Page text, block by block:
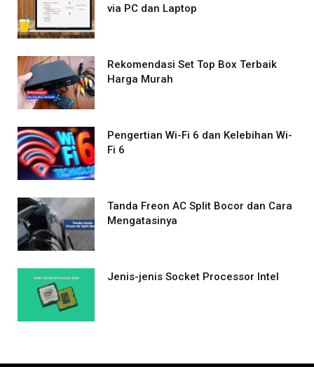
via PC dan Laptop
Rekomendasi Set Top Box Terbaik
Harga Murah
Pengertian Wi-Fi 6 dan Kelebihan Wi-
Fi 6
Tanda Freon AC Split Bocor dan Cara
Mengatasinya
Jenis-jenis Socket Processor Intel